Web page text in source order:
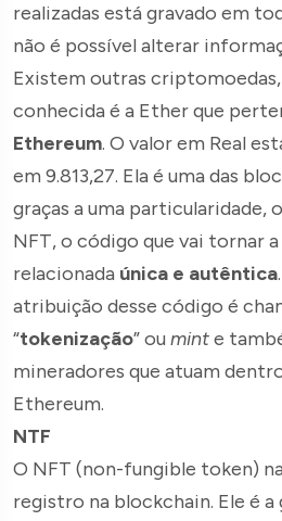
realizadas está gravado em
não é possível alterar
Existem outras criptomoedas,
conhecida é a Ether que
Ethereum. O valor em Real
em 9.813,27. Ela é uma das
graças a uma particularidade,
NFT, o código que vai tornar
relacionada única e autêntica
atribuição desse código é
“tokenização” ou minte
mineradores que atuam
Ethereum.
NTF
O NFT (non-fungible token)
registro na blockchain. Ele é a